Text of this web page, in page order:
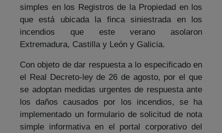
simples en los Registros de la Propiedad en los
que está ubicada la finca siniestrada en los
incendios que este verano asolaron
Extremadura, Castilla y León y Galicia.
Con objeto de dar respuesta a lo especificado en
el Real Decreto-ley de 26 de agosto, por el que
se adoptan medidas urgentes de respuesta ante
los daños causados por los incendios, se ha
implementado un formulario de solicitud de nota
simple informativa en el portal corporativo del